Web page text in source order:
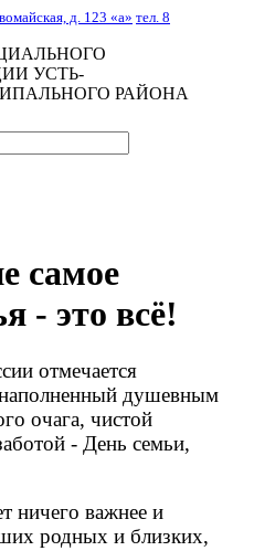
д. 123 «а» тел. 8
УСТЬ-
РАЙОНА
самое
- это всё!
отмечается
душевным
очага, чистой
- День семьи,
ничего важнее и
родных и близких,